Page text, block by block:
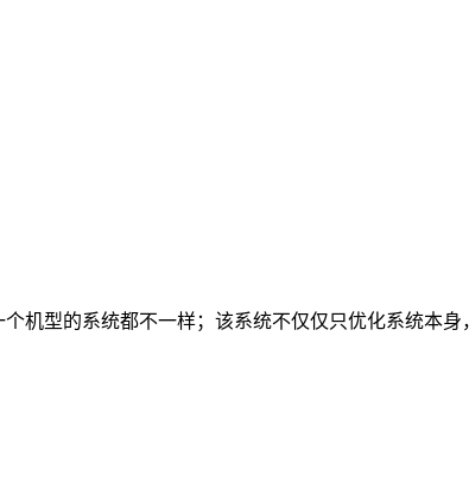
机型的系统都不一样；该系统不仅仅只优化系统本